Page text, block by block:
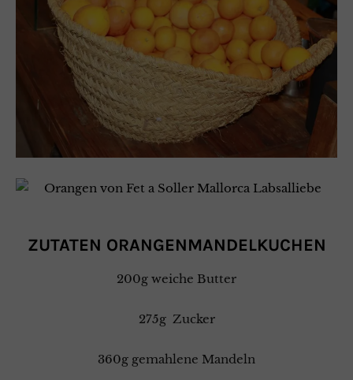
ZUTATEN ORANGENMANDELKUCHEN
200g weiche Butter
275g Zucker
360g gemahlene Mandeln